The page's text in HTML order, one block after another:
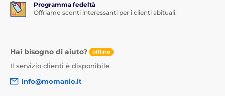
Programma fedeltà
Offriamo sconti interessanti per i clienti abituali.
Hai bisogno di aiuto? offline
Il servizio clienti è disponibile
info@momanio.it